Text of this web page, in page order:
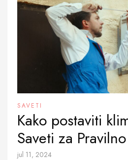
SAVETI
Kako postaviti
Saveti za
jul 11, 2024